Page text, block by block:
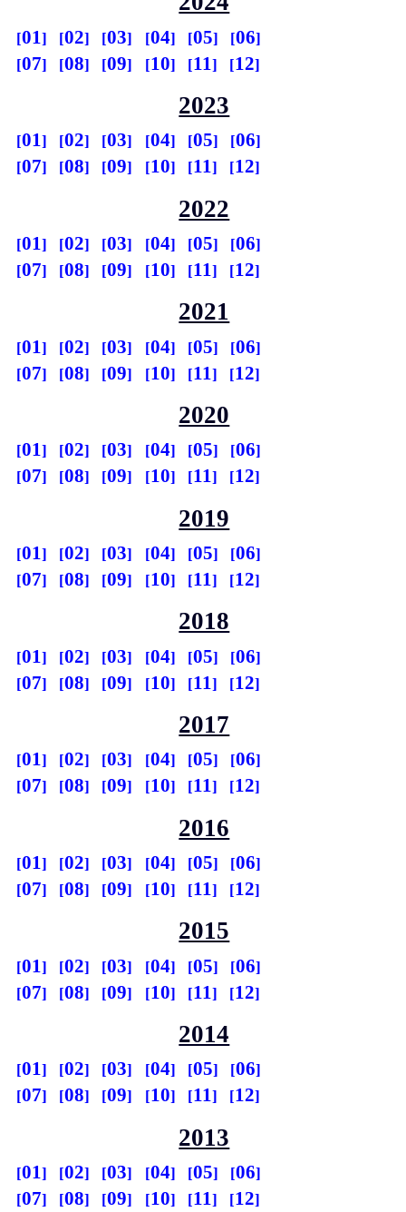
01 02 03 04 05
06
07
08 09 10 11 12
2023
01 02 03 04 05
06
07
08 09 10 11 12
2022
01 02 03 04 05
06
07
08 09 10 11 12
2021
01 02 03 04 05
06
07
08 09 10 11 12
2020
01 02 03 04 05
06
07
08 09 10 11 12
2019
01 02 03 04 05
06
07
08 09 10 11 12
2018
01 02 03 04 05
06
07
08 09 10 11 12
2017
01 02 03 04 05
06
07
08 09 10 11 12
2016
01 02 03 04 05
06
07
08 09 10 11 12
2015
01 02 03 04 05
06
07
08 09 10 11 12
2014
01 02 03 04 05
06
07
08 09 10 11 12
2013
01 02 03 04 05
06
07
08 09 10 11 12